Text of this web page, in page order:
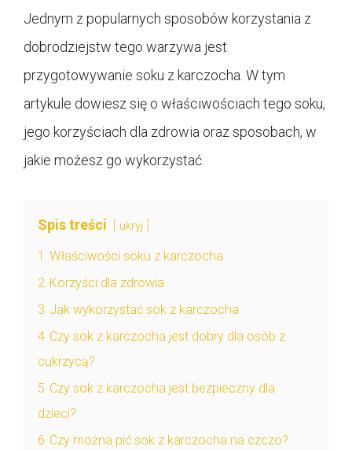
Jednym z popularnych sposobów korzystania z
dobrodziejstw tego warzywa jest
przygotowywanie soku z karczocha. W tym
artykule dowiesz się o właściwościach tego soku,
jego korzyściach dla zdrowia oraz sposobach, w
jakie możesz go wykorzystać.
Spis treści ukryj
1 Właściwości soku z karczocha
2 Korzyści dla zdrowia
3 Jak wykorzystać sok z karczocha
4 Czy sok z karczocha jest dobry dla osób z
cukrzycą?
5 Czy sok z karczocha jest bezpieczny dla
dzieci?
6 Czy można pić sok z karczocha na czczo?